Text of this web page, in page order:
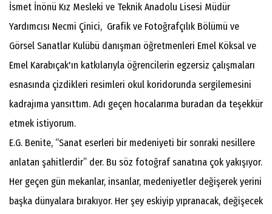
İsmet İnönü Kız Mesleki ve Teknik Anadolu Lisesi Müdür
Yardımcısı Necmi Çinici, Grafik ve Fotoğrafçılık Bölümü ve
Görsel Sanatlar Kulübü danışman öğretmenleri Emel Köksal ve
Emel Karabıçak'ın katkılarıyla öğrencilerin egzersiz çalışmaları
esnasında çizdikleri resimleri okul koridorunda sergilemesini
kadrajıma yansıttım. Adı geçen hocalarıma buradan da teşekkür
etmek istiyorum.
E.G. Benite, “Sanat eserleri bir medeniyeti bir sonraki nesillere
anlatan şahitlerdir” der. Bu söz fotoğraf sanatına çok yakışıyor.
Her geçen gün mekanlar, insanlar, medeniyetler değişerek yerini
başka dünyalara bırakıyor. Her şey eskiyip yıpranacak, değişecek